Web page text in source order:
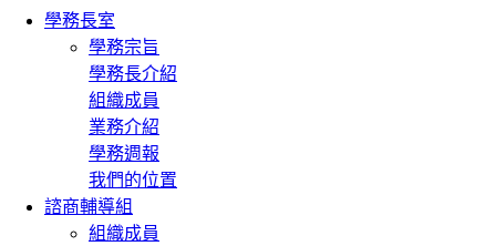
學務長室
學務宗旨
學務長介紹
組織成員
業務介紹
學務週報
我們的位置
諮商輔導組
組織成員